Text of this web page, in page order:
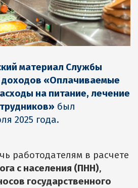
материал Службы
доходов «Оплачиваемые
на питание, лечение
был
2025 года.
работодателям в расчете
с населения (ПНН),
государственного